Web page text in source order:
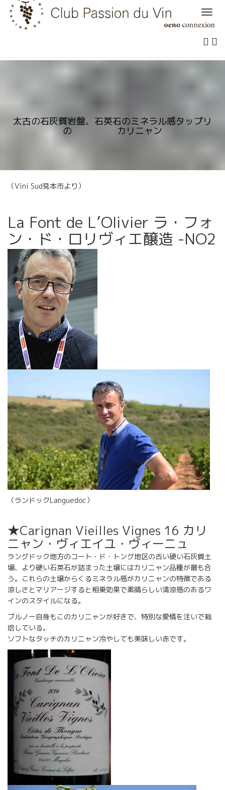
Skip
content
太古の石灰質岩盤、石英石のミネラル感タップリ
の カリニャン
（Vini Sud見本市より）
La Font de L’Olivier ラ・フォ
ン・ド・ロリヴィエ醸造 -NO2
（ランドックLanguedoc）
★Carignan Vieilles Vignes 16 カリ
ニャン・ヴィエイユ・ヴィーニュ
ラングドック地方のコート・ド・トング地区の古い硬い石灰質土
壌、より硬い石英石が詰まった土壌にはカリニャン品種が最も合
う。これらの土壌からくるミネラル感がカリニャンの特徴である
涼しさとマリアージすると相乗効果で素晴らしい清涼感のあるワ
インのスタイルになる。
ブルノー自身もこのカリニャンが好きで、特別な愛情を注いで栽
培している。
ソフトなタッチのカリニャン冷やしても美味しい赤です。